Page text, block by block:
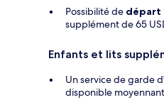
Possibilité de
supplément de 65
Enfants et lits
Un service de garde
disponible